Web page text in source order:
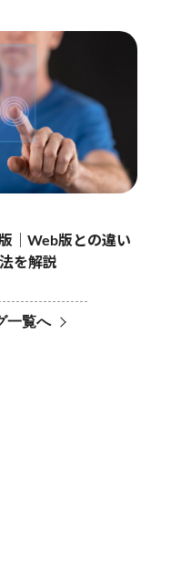
｜Web版との違い
を解説
一覧へ